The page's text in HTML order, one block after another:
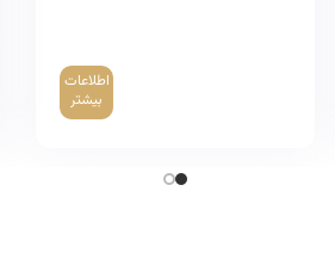
اطلاعات
بیشتر